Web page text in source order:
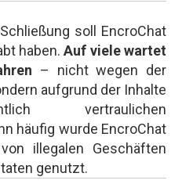
soll EncroChat
haben.Auf viele wartet
– nicht wegen der
aufgrund der Inhalte
vertraulichen
häufig wurde EncroChat
illegalen Geschäften
genutzt.